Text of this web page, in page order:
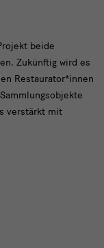
beide
Zukünftig wird es
Restaurator*innen
verstärkt mit